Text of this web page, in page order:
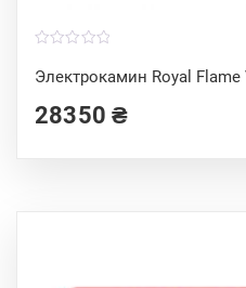
Электрокамин Royal Flame
o
u
o
f
28350₴